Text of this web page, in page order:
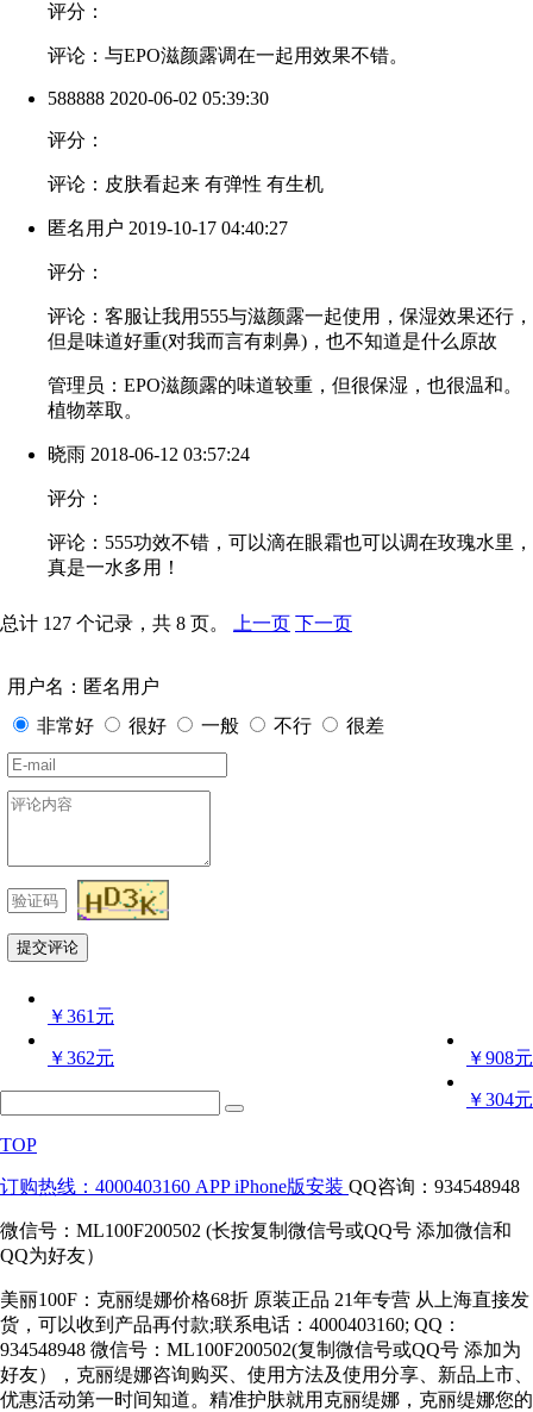
评分：
评论：与EPO滋颜露调在一起用效果不错。
588888 2020-06-02 05:39:30
评分：
评论：皮肤看起来 有弹性 有生机
匿名用户 2019-10-17 04:40:27
评分：
评论：客服让我用555与滋颜露一起使用，保湿效果还行，
但是味道好重(对我而言有刺鼻)，也不知道是什么原故
管理员：EPO滋颜露的味道较重，但很保湿，也很温和。
植物萃取。
晓雨 2018-06-12 03:57:24
评分：
评论：555功效不错，可以滴在眼霜也可以调在玫瑰水里，
真是一水多用！
总计 127 个记录，共 8 页。 上一页 下一页
用户名：匿名用户
非常好
很好 一般 不行 很差
￥361元
￥908元
￥362元
￥304元
TOP
订购热线：4000403160 APP iPhone版安装 QQ咨询：934548948
微信号：ML100F200502 (长按复制微信号或QQ号 添加微信和
QQ为好友）
美丽100F：克丽缇娜价格68折 原装正品 21年专营 从上海直接发
货，可以收到产品再付款;联系电话：4000403160; QQ：
934548948 微信号：ML100F200502(复制微信号或QQ号 添加为
好友），克丽缇娜咨询购买、使用方法及使用分享、新品上市、
优惠活动第一时间知道。精准护肤就用克丽缇娜，克丽缇娜您的